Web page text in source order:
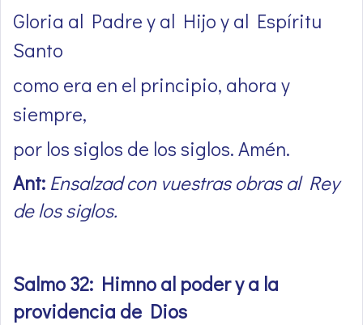
Gloria al Padre y al Hijo y al Espíritu
Santo
como era en el principio, ahora y
siempre,
por los siglos de los siglos. Amén.
Ant: Ensalzad con vuestras obras al Rey
de los siglos.
Salmo 32: Himno al poder y a la
providencia de Dios